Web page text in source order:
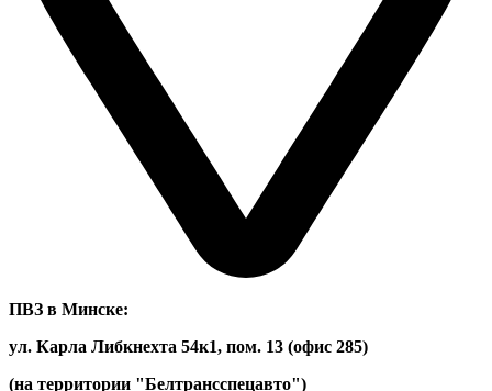
ПВЗ в Минске:
ул. Карла Либкнехта 54к1, пом. 13 (офис 285)
(на территории "Белтрансспецавто")